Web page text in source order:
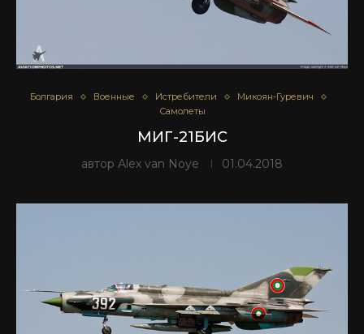
Болгария Военные Истребители
Микоян-Гуревич
Самолеты
МИГ-21БИС
автор Alex van Noye 01.04.2018